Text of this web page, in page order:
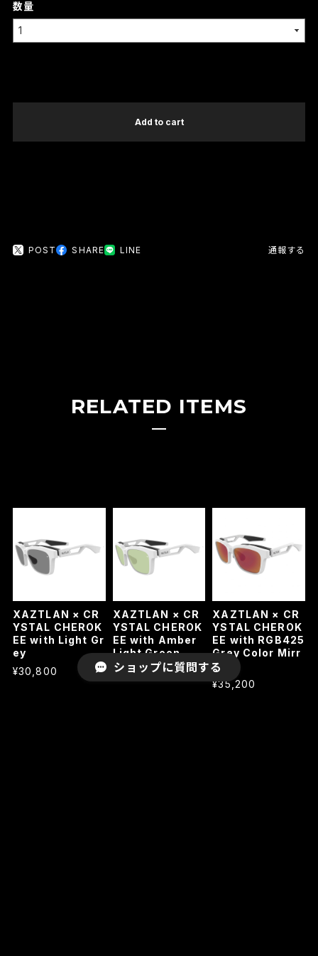
数量
Add to cart
POST SHARE LINE 通報する
RELATED ITEMS
XAZTLAN × CR
YSTAL CHEROK
EE with Light Gr
ey
¥30,800
XAZTLAN × CR
YSTAL CHEROK
EE with Amber
Light Green
¥30,800
XAZTLAN × CR
YSTAL CHEROK
EE with RGB425
Grey Color Mirr
or
¥35,200
ショップに質問する